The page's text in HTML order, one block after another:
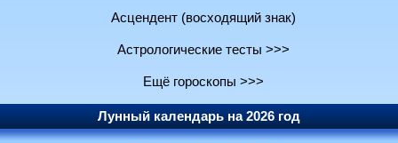
Асцендент (восходящий знак)
Астрологические тесты >>>
Ещё гороскопы >>>
Лунный календарь на 2026 год